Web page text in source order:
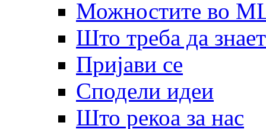
Можностите во
Што треба да
Пријави се
Сподели идеи
Што рекоа за нас